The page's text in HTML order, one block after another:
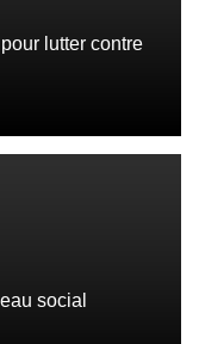
lutter contre
social